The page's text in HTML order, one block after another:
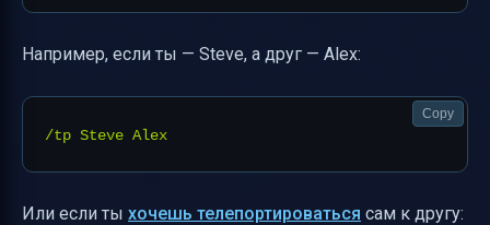
Например, если ты — Steve, а друг — Alex:
Copy
Или если ты хочешь телепортироваться сам к другу: